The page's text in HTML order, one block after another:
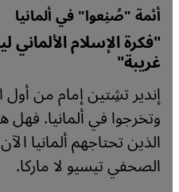
أئمة "صُنِعوا" في ألمانيا
"فكرة الإسلام
غريبة"
إندير تشِتين إمام من أول
وتخرجوا في ألمانيا. فهل
الذين تحتاجهم ألمانيا
الصحفي تيسيو لا ماركا.